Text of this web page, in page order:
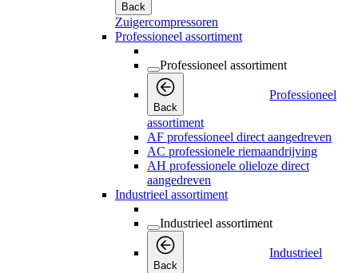
Back
Zuigercompressoren
Professioneel assortiment
Professioneel assortiment
Back
Professioneel
assortiment
AF professioneel direct aangedreven
AC professionele riemaandrijving
AH professionele olieloze direct
aangedreven
Industrieel assortiment
Industrieel assortiment
Back
Industrieel